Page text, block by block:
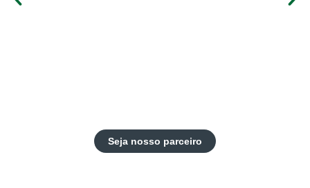
Seja nosso parceiro